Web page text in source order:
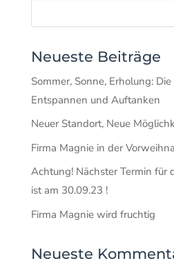
Neueste Beiträge
Sommer, Sonne, Erholung:
Entspannen und Auftanken
Neuer Standort, Neue
Firma Magnie in der
Achtung! Nächster Termin für
ist am 30.09.23 !
Firma Magnie wird fruchtig
Neueste